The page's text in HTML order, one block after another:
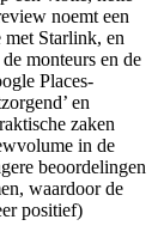
noemt een
Starlink, en
monteurs en de
Places-
en
zaken
in de
beoordelingen
waardoor de
positief)